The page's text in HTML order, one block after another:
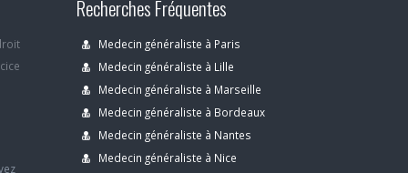
Recherches Fréquentes
Medecin généraliste à Paris
Medecin généraliste à Lille
Medecin généraliste à Marseille
Medecin généraliste à Bordeaux
Medecin généraliste à Nantes
Medecin généraliste à Nice